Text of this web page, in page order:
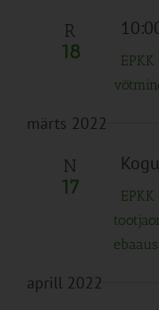
R
18
märts 2022
N
17
aprill 2022